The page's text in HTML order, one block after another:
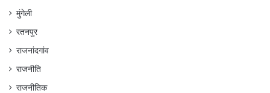
मुंगेली
रतनपुर
राजनांदगांव
राजनीति
राजनीतिक